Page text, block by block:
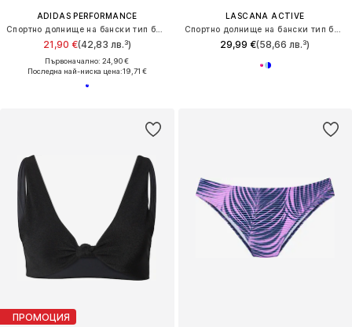
ADIDAS PERFORMANCE
21,90 €(42,83 лв.³)
Първоначално: 24,90 €
Последна най-ниска цена:19,71 €
LASCANA ACTIVE
29,99 €(58,66 лв.³)
ПРОМОЦИЯ